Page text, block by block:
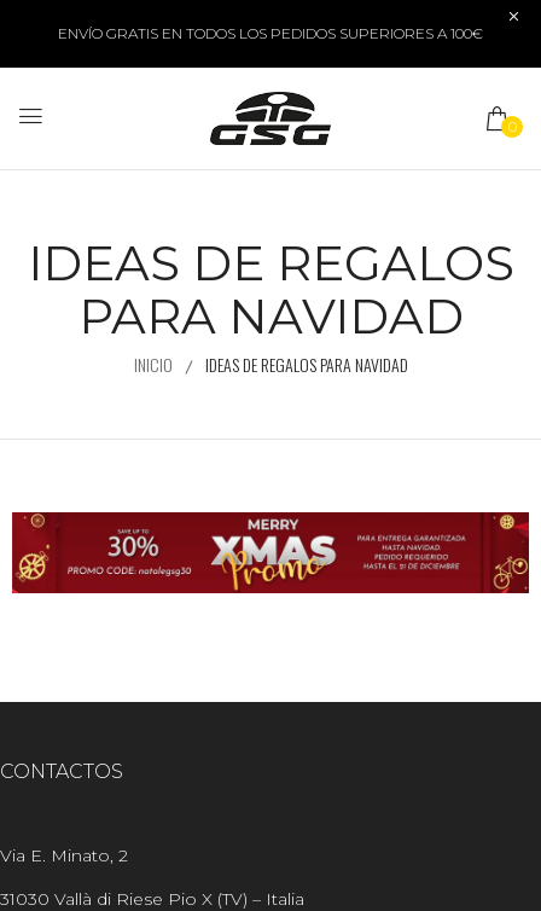
ENVÍO GRATIS EN TODOS LOS PEDIDOS SUPERIORES A 100€
0
IDEAS DE REGALOS
PARA NAVIDAD
INICIO IDEAS DE REGALOS PARA NAVIDAD
CONTACTOS
Via E. Minato, 2
31030 Vallà di Riese Pio X (TV) – Italia